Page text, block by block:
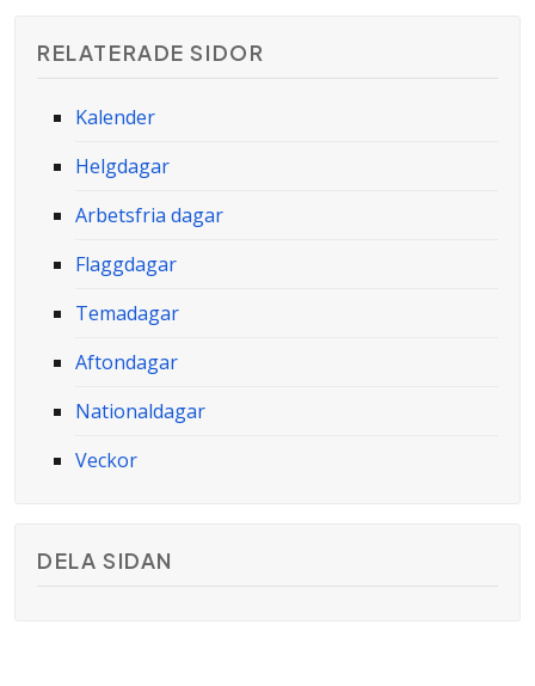
RELATERADE SIDOR
Kalender
Helgdagar
Arbetsfria dagar
Flaggdagar
Temadagar
Aftondagar
Nationaldagar
Veckor
DELA SIDAN